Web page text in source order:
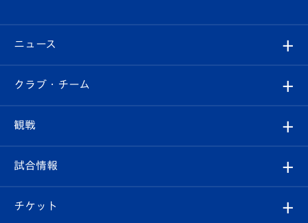
ニュース
すべて
クラブ
試合情報
クラブ・チーム
クラブ概要
観戦
観戦ルール
試合情報
試合日程/結果
チケット